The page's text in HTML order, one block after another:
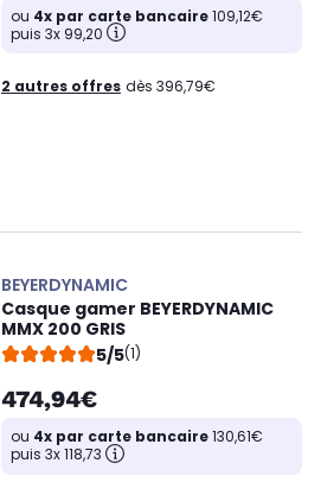
ou 4x par carte bancaire109,12€
puis 3x 99,20
2 autres offres dès 396,79€
BEYERDYNAMIC
Casque gamer BEYERDYNAMIC
MMX 200 GRIS
5/5(1)
474,94€
ou 4x par carte bancaire130,61€
puis 3x 118,73